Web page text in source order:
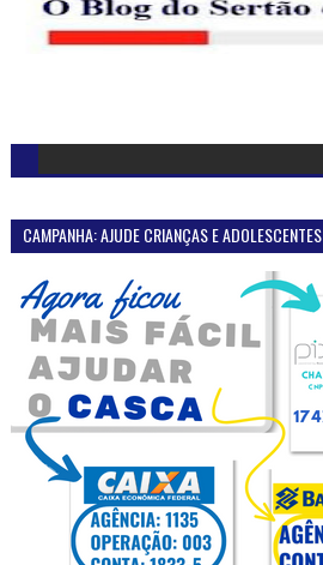
CAMPANHA: AJUDE CRIANÇAS E ADOLESCENTES